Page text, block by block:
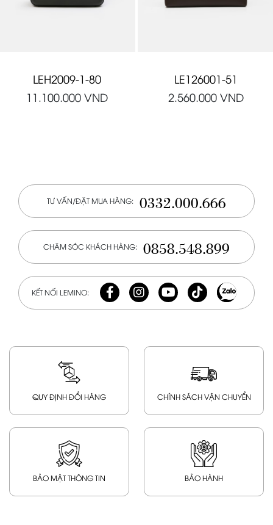
LEH2009-1-80
11.100.000 VND
LE126001-51
2.560.000 VND
TƯ VẤN/ĐẶT MUA HÀNG: 0332.000.666
CHĂM SÓC KHÁCH HÀNG: 0858.548.899
KẾT NỐI LEMINO:
QUY ĐỊNH ĐỔI HÀNG CHÍNH SÁCH VẬN CHUYỂN
BẢO MẬT THÔNG TIN BẢO HÀNH